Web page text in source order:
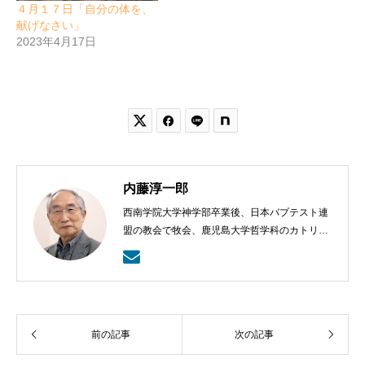
４月１７日「自分の体を、
献げなさい」
2023年4月17日
 
内藤淳一郎
西南学院大学神学部卒業後、日本バプテスト連
盟の教会で牧会、鹿児島大学哲学科のカトリッ
クの神学の学びから、鹿児島ラ・サール高校で
も教える。日本バプテスト連盟宣教室主事、日
本バプテスト連盟常務理事を８年間務める。
前の記事 次の記事